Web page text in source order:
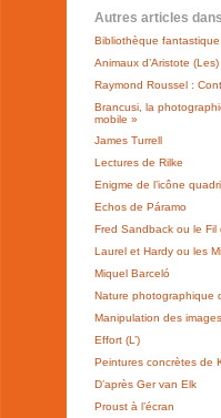
Autres articles
Bibliothèque
Animaux d’Aristote (Les)
Raymond Roussel :
Brancusi, la
mobile »
James Turrell
Lectures de Rilke
Enigme de l’icône
Echos de Páramo
Fred Sandback ou le Fil
Laurel et Hardy ou les
Miquel Barceló
Nature photographique
Manipulation des
Effort (L’)
Peintures concrètes de
D’après Ger van Elk
Proust à l’écran